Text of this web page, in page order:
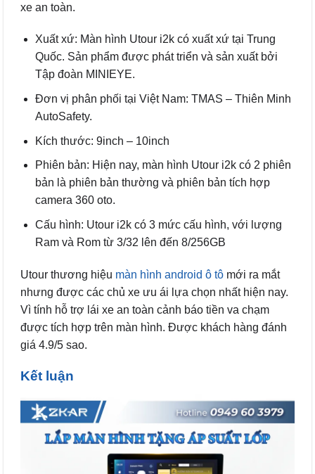
xe an toàn.
Xuất xứ: Màn hình Utour i2k có xuất xứ tại Trung
Quốc. Sản phẩm được phát triển và sản xuất bởi
Tập đoàn MINIEYE.
Đơn vị phân phối tại Việt Nam: TMAS – Thiên Minh
AutoSafety.
Kích thước: 9inch – 10inch
Phiên bản: Hiện nay, màn hình Utour i2k có 2 phiên
bản là phiên bản thường và phiên bản tích hợp
camera 360 oto.
Cấu hình: Utour i2k có 3 mức cấu hình, với lượng
Ram và Rom từ 3/32 lên đến 8/256GB
Utour thương hiệu màn hình android ô tô mới ra mắt
nhưng được các chủ xe ưu ái lựa chọn nhất hiện nay.
Vì tính hỗ trợ lái xe an toàn cảnh báo tiền va chạm
được tích hợp trên màn hình. Được khách hàng đánh
giá 4.9/5 sao.
Kết luận